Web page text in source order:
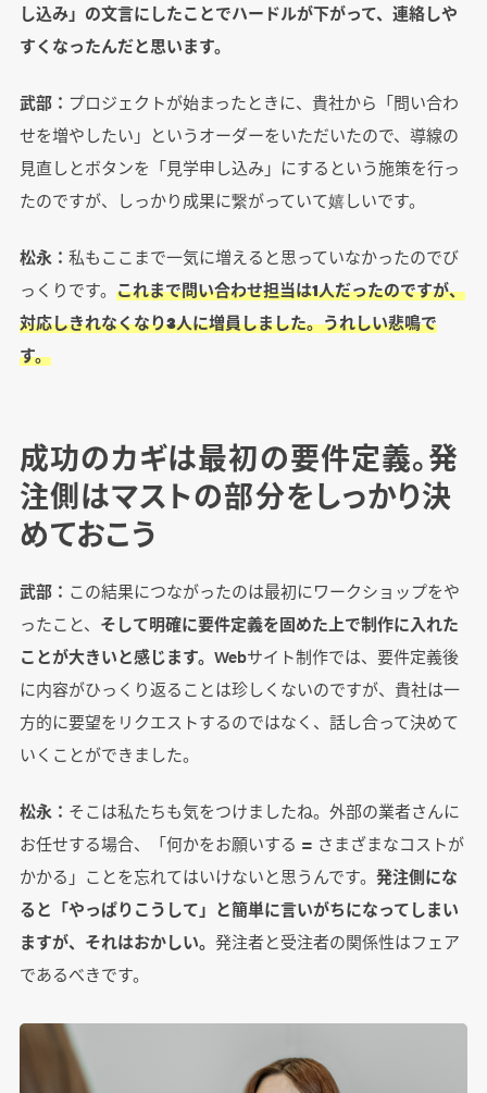
し込み」の文言にしたことでハードルが下がって、連絡しや
すくなったんだと思います。
武部： プロジェクトが始まったときに、貴社から「問い合わ
せを増やしたい」というオーダーをいただいたので、導線の
見直しとボタンを「見学申し込み」にするという施策を行っ
たのですが、しっかり成果に繋がっていて嬉しいです。
松永： 私もここまで一気に増えると思っていなかったのでび
っくりです。 これまで問い合わせ担当は1人だったのですが、
対応しきれなくなり3人に増員しました。うれしい悲鳴で
す。
成功のカギは最初の要件定義。発
注側はマストの部分をしっかり決
めておこう
武部： この結果につながったのは最初にワークショップをや
ったこと、 そして明確に要件定義を固めた上で制作に入れた
ことが大きいと感じます。 Webサイト制作では、要件定義後
に内容がひっくり返ることは珍しくないのですが、貴社は一
方的に要望をリクエストするのではなく、話し合って決めて
いくことができました。
松永： そこは私たちも気をつけましたね。外部の業者さんに
お任せする場合、「何かをお願いする = さまざまなコストが
かかる」ことを忘れてはいけないと思うんです。 発注側にな
ると「やっぱりこうして」と簡単に言いがちになってしまい
ますが、それはおかしい。 発注者と受注者の関係性はフェア
であるべきです。